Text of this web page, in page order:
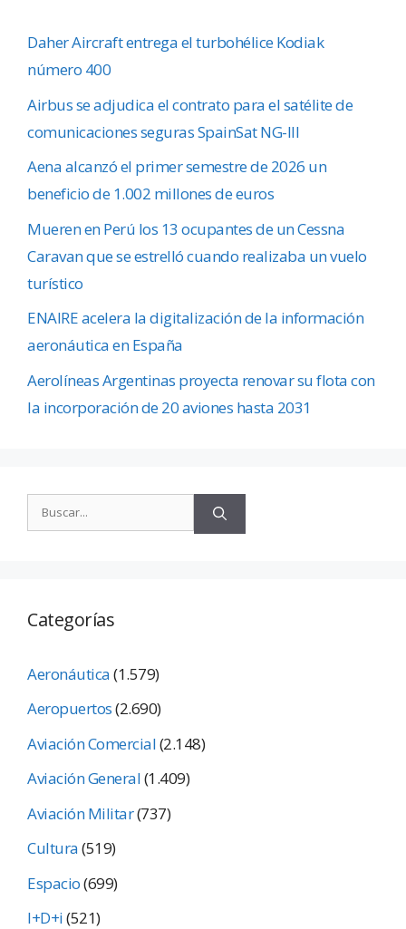
Daher Aircraft entrega el turbohélice Kodiak
número 400
Airbus se adjudica el contrato para el satélite de
comunicaciones seguras SpainSat NG-III
Aena alcanzó el primer semestre de 2026 un
beneficio de 1.002 millones de euros
Mueren en Perú los 13 ocupantes de un Cessna
Caravan que se estrelló cuando realizaba un vuelo
turístico
ENAIRE acelera la digitalización de la información
aeronáutica en España
Aerolíneas Argentinas proyecta renovar su flota con
la incorporación de 20 aviones hasta 2031
Categorías
Aeronáutica(1.579)
Aeropuertos(2.690)
Aviación Comercial(2.148)
Aviación General(1.409)
Aviación Militar(737)
Cultura(519)
Espacio(699)
I+D+i(521)